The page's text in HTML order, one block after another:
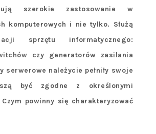
szerokie zastosowanie w
komputerowych i nie tylko. Służą
sprzętu informatycznego:
czy generatorów zasilania
serwerowe należycie pełniły swoje
być zgodne z określonymi
powinny się charakteryzować